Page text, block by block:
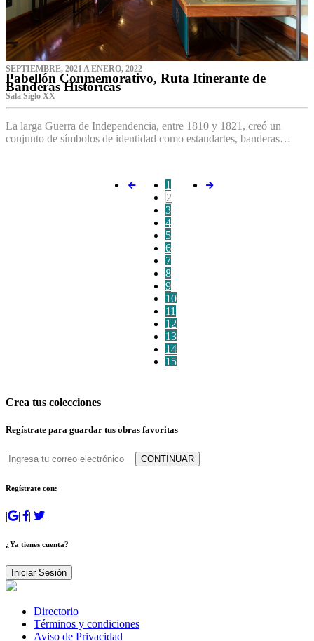
SEPTIEMBRE, 2021 A ENERO, 2022
Pabellón Conmemorativo, Ruta Itinerante de
Banderas Históricas
Sala Siglo XX
La larga Guerra de Independencia, entre 1810 y 1821, creó un
conjunto de símbolos de identidad como estandartes, banderas…
1
2
3
4
5
6
7
8
9
10
11
12
13
14
15
Crea tus colecciones
Regístrate para guardar tus obras favoritas
CONTINUAR
Regístrate con:
| | | |
¿Ya tienes cuenta?
Iniciar Sesión
Directorio
Términos y condiciones
Aviso de Privacidad